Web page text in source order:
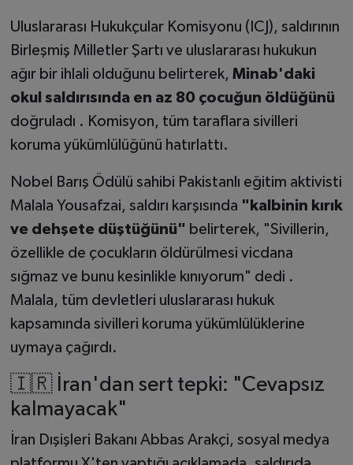
Uluslararası Hukukçular Komisyonu (ICJ), saldırının
Birleşmiş Milletler Şartı ve uluslararası hukukun
ağır bir ihlali olduğunu belirterek, Minab'daki
okul saldırısında en az 80 çocuğun öldüğünü
doğruladı . Komisyon, tüm taraflara sivilleri
koruma yükümlülüğünü hatırlattı.
Nobel Barış Ödülü sahibi Pakistanlı eğitim aktivisti
Malala Yousafzai, saldırı karşısında "kalbinin kırık
ve dehşete düştüğünü" belirterek, "Sivillerin,
özellikle de çocukların öldürülmesi vicdana
sığmaz ve bunu kesinlikle kınıyorum" dedi .
Malala, tüm devletleri uluslararası hukuk
kapsamında sivilleri koruma yükümlülüklerine
uymaya çağırdı.
🇮🇷 İran'dan sert tepki: "Cevapsız
kalmayacak"
İran Dışişleri Bakanı Abbas Arakçi, sosyal medya